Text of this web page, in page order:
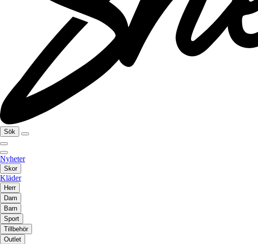
Sök
Nyheter
Skor
Kläder
Herr
Dam
Barn
Sport
Tillbehör
Outlet